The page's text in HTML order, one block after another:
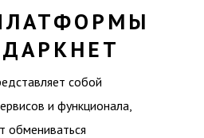
собой
и функционала,
обмениваться